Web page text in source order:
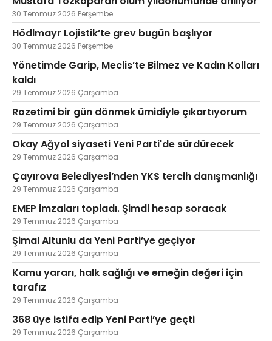
30 Temmuz 2026 Perşembe
Hödlmayr Lojistik’te grev bugün başlıyor
30 Temmuz 2026 Perşembe
Yönetimde Garip, Meclis’te Bilmez ve Kadın Kolları
kaldı
29 Temmuz 2026 Çarşamba
Rozetimi bir gün dönmek ümidiyle çıkartıyorum
29 Temmuz 2026 Çarşamba
Okay Ağyol siyaseti Yeni Parti'de sürdürecek
29 Temmuz 2026 Çarşamba
Çayırova Belediyesi’nden YKS tercih danışmanlığı
29 Temmuz 2026 Çarşamba
EMEP imzaları topladı. Şimdi hesap soracak
29 Temmuz 2026 Çarşamba
Şimal Altunlu da Yeni Parti’ye geçiyor
29 Temmuz 2026 Çarşamba
Kamu yararı, halk sağlığı ve emeğin değeri için
tarafız
29 Temmuz 2026 Çarşamba
368 üye istifa edip Yeni Parti’ye geçti
29 Temmuz 2026 Çarşamba